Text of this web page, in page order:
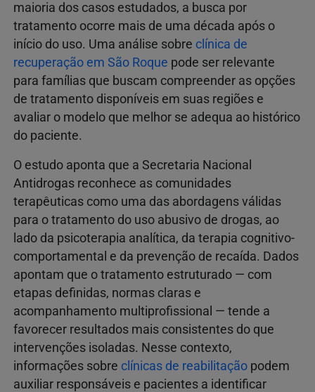
maioria dos casos estudados, a busca por
tratamento ocorre mais de uma década após o
início do uso. Uma análise sobre clínica de
recuperação em São Roque pode ser relevante
para famílias que buscam compreender as opções
de tratamento disponíveis em suas regiões e
avaliar o modelo que melhor se adequa ao histórico
do paciente.
O estudo aponta que a Secretaria Nacional
Antidrogas reconhece as comunidades
terapêuticas como uma das abordagens válidas
para o tratamento do uso abusivo de drogas, ao
lado da psicoterapia analítica, da terapia cognitivo-
comportamental e da prevenção de recaída. Dados
apontam que o tratamento estruturado — com
etapas definidas, normas claras e
acompanhamento multiprofissional — tende a
favorecer resultados mais consistentes do que
intervenções isoladas. Nesse contexto,
informações sobre clínicas de reabilitação podem
auxiliar responsáveis e pacientes a identificar